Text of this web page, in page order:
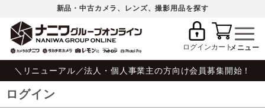
新品・中古カメラ、レンズ、撮影用品を探す
ログインカート
＼リニューアル／法人・個人事業主の方向け会員募集開始！
ログイン